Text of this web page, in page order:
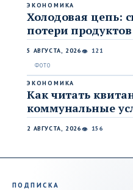
ЭКОНОМИКА
Холодовая цепь:
потери продуктов
5 АВГУСТА, 2026👁 121
ЭКОНОМИКА
Как читать
коммунальные
2 АВГУСТА, 2026👁 156
ПОДПИСКА